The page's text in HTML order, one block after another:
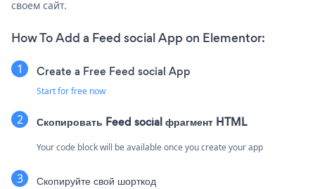
своем сайт.
How To Add a Feed social App on Elementor:
Create a Free Feed social App
Start for free now
Скопировать Feed social фрагмент HTML
Your code block will be available once you create your app
Скопируйте свой шорткод